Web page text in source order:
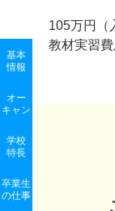
基本
情報
オー
キャン
学校
特長
卒業生
の仕事
105万円（
教材実習